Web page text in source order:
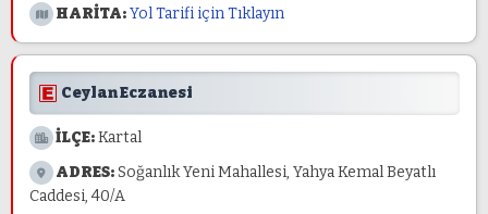
HARİTA:Yol Tarifi için Tıklayın
Ceylan Eczanesi
İLÇE:Kartal
ADRES:Soğanlık Yeni Mahallesi, Yahya Kemal Beyatlı
Caddesi, 40/A